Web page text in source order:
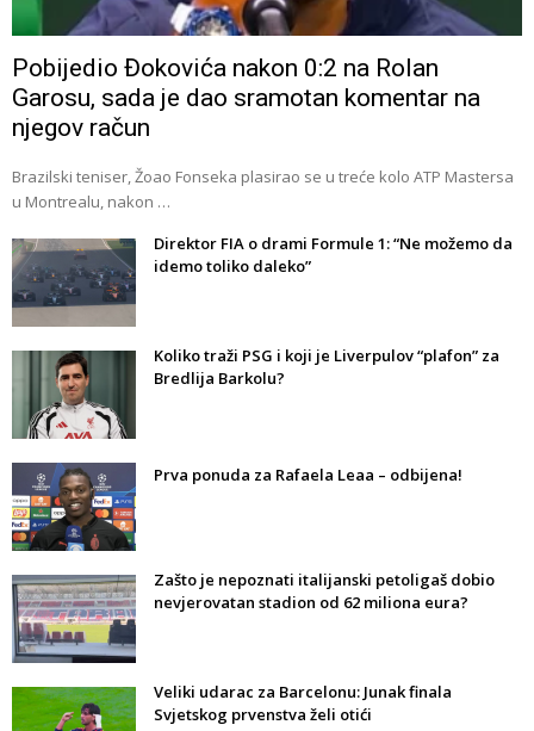
Pobijedio Đokovića nakon 0:2 na Rolan
Garosu, sada je dao sramotan komentar na
njegov račun
Brazilski teniser, Žoao Fonseka plasirao se u treće kolo ATP Mastersa
u Montrealu, nakon …
Direktor FIA o drami Formule 1: “Ne možemo da
idemo toliko daleko”
Koliko traži PSG i koji je Liverpulov “plafon” za
Bredlija Barkolu?
Prva ponuda za Rafaela Leaa – odbijena!
Zašto je nepoznati italijanski petoligaš dobio
nevjerovatan stadion od 62 miliona eura?
Veliki udarac za Barcelonu: Junak finala
Svjetskog prvenstva želi otići